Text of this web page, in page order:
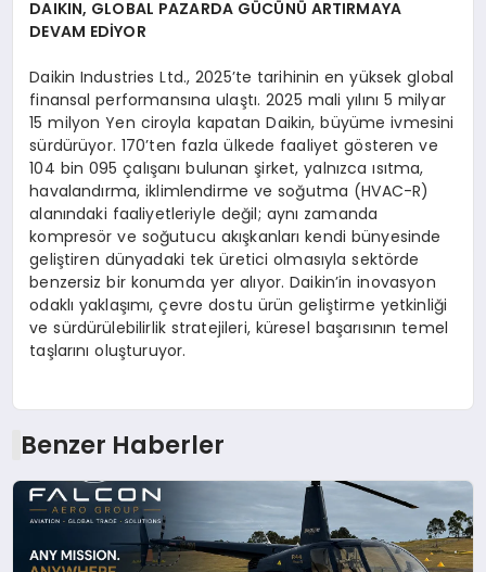
DAIKIN, GLOBAL PAZARDA GÜCÜNÜ ARTIRMAYA
DEVAM EDİYOR
Daikin Industries Ltd., 2025’te tarihinin en yüksek global
finansal performansına ulaştı. 2025 mali yılını 5 milyar
15 milyon Yen ciroyla kapatan Daikin, büyüme ivmesini
sürdürüyor. 170’ten fazla ülkede faaliyet gösteren ve
104 bin 095 çalışanı bulunan şirket, yalnızca ısıtma,
havalandırma, iklimlendirme ve soğutma (HVAC-R)
alanındaki faaliyetleriyle değil; aynı zamanda
kompresör ve soğutucu akışkanları kendi bünyesinde
geliştiren dünyadaki tek üretici olmasıyla sektörde
benzersiz bir konumda yer alıyor. Daikin’in inovasyon
odaklı yaklaşımı, çevre dostu ürün geliştirme yetkinliği
ve sürdürülebilirlik stratejileri, küresel başarısının temel
taşlarını oluşturuyor.
Benzer Haberler